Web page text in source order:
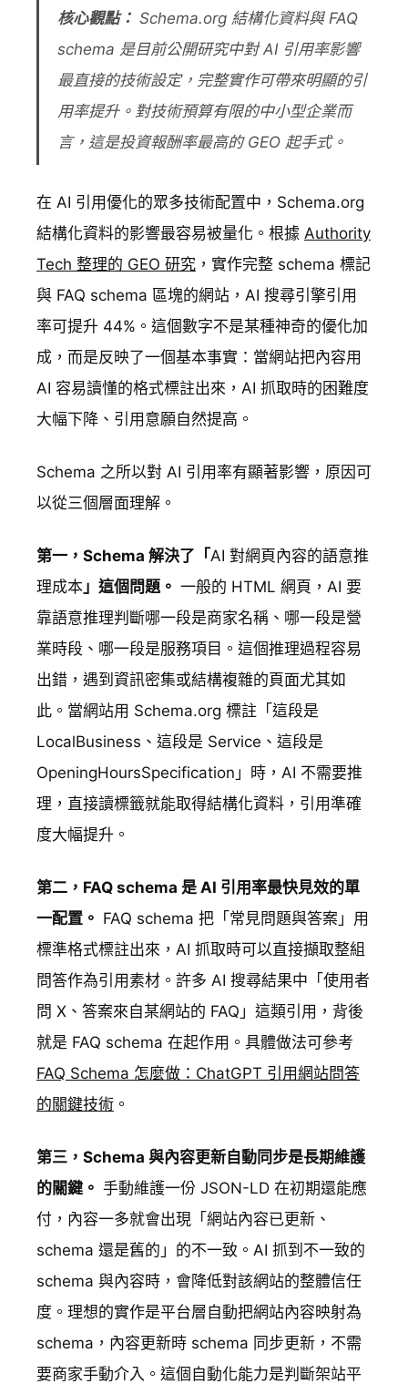
核心觀點： Schema.org 結構化資料與 FAQ
schema 是目前公開研究中對 AI 引用率影響
最直接的技術設定，完整實作可帶來明顯的引
用率提升。對技術預算有限的中小型企業而
言，這是投資報酬率最高的 GEO 起手式。
在 AI 引用優化的眾多技術配置中，Schema.org
結構化資料的影響最容易被量化。根據 Authority
Tech 整理的 GEO 研究 ，實作完整 schema 標記
與 FAQ schema 區塊的網站，AI 搜尋引擎引用
率可提升 44%。這個數字不是某種神奇的優化加
成，而是反映了一個基本事實：當網站把內容用
AI 容易讀懂的格式標註出來，AI 抓取時的困難度
大幅下降、引用意願自然提高。
Schema 之所以對 AI 引用率有顯著影響，原因可
以從三個層面理解。
第一，Schema 解決了「 AI 對網頁內容的語意推
理成本 」這個問題。 一般的 HTML 網頁，AI 要
靠語意推理判斷哪一段是商家名稱、哪一段是營
業時段、哪一段是服務項目。這個推理過程容易
出錯，遇到資訊密集或結構複雜的頁面尤其如
此。當網站用 Schema.org 標註「這段是
LocalBusiness、這段是 Service、這段是
OpeningHoursSpecification」時，AI 不需要推
理，直接讀標籤就能取得結構化資料，引用準確
度大幅提升。
第二，FAQ schema 是 AI 引用率最快見效的單
一配置。 FAQ schema 把「常見問題與答案」用
標準格式標註出來，AI 抓取時可以直接擷取整組
問答作為引用素材。許多 AI 搜尋結果中「使用者
問 X、答案來自某網站的 FAQ」這類引用，背後
就是 FAQ schema 在起作用。具體做法可參考
FAQ Schema 怎麼做：ChatGPT 引用網站問答
的關鍵技術 。
第三，Schema 與內容更新自動同步是長期維護
的關鍵。 手動維護一份 JSON-LD 在初期還能應
付，內容一多就會出現「網站內容已更新、
schema 還是舊的」的不一致。AI 抓到不一致的
schema 與內容時，會降低對該網站的整體信任
度。理想的實作是平台層自動把網站內容映射為
schema，內容更新時 schema 同步更新，不需
要商家手動介入。這個自動化能力是判斷架站平